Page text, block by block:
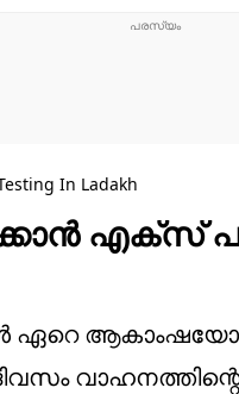
In Ladakh
ഏറെ